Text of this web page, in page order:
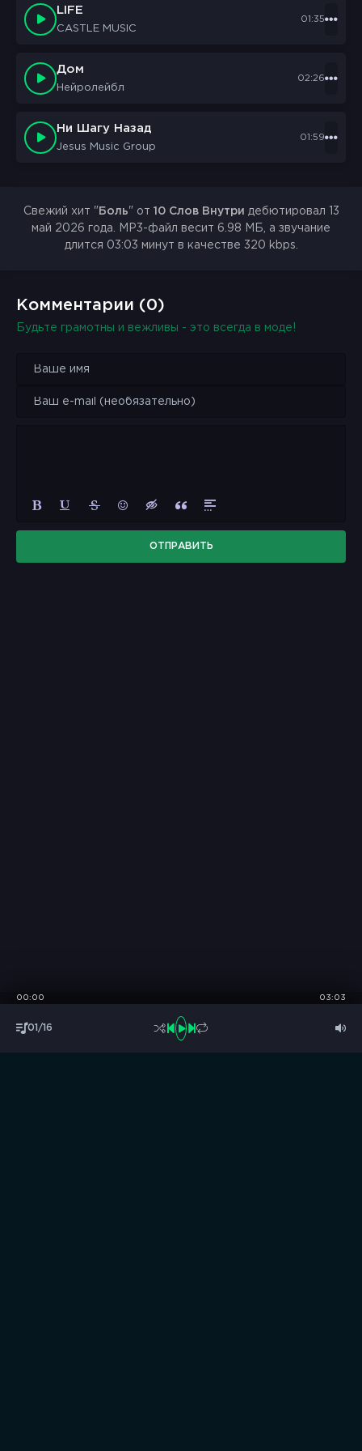
LIFE
CASTLE MUSIC
01:35
Дом
Нейролейбл
02:26
Ни Шагу Назад
Jesus Music Group
01:59
Свежий хит " Боль" от 10 Слов Внутри дебютировал 13
май 2026 года. MP3-файл весит 6.98 МБ, а звучание
длится 03:03 минут в качестве 320 kbps.
Комментарии (0)
Будьте грамотны и вежливы - это всегда в моде!
ОТПРАВИТЬ
01/16
00:00 03:03